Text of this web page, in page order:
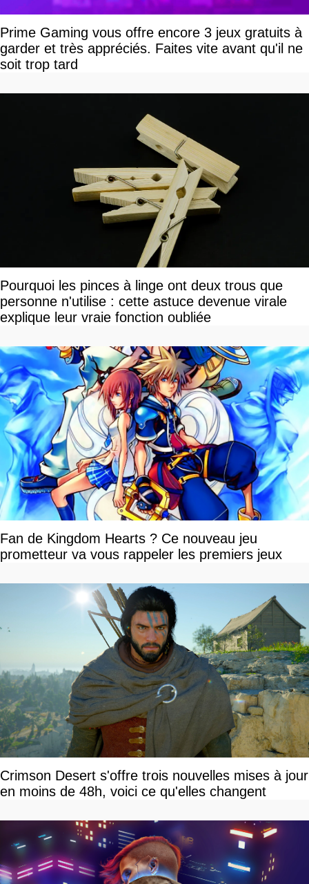
Prime Gaming vous offre encore 3 jeux gratuits à
garder et très appréciés. Faites vite avant qu'il ne
soit trop tard
Pourquoi les pinces à linge ont deux trous que
personne n'utilise : cette astuce devenue virale
explique leur vraie fonction oubliée
Fan de Kingdom Hearts ? Ce nouveau jeu
prometteur va vous rappeler les premiers jeux
Crimson Desert s'offre trois nouvelles mises à jour
en moins de 48h, voici ce qu'elles changent